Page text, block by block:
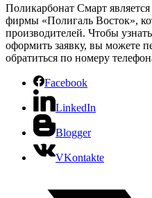
Поликарбонат Смарт
фирмы «Полигаль Восток»,
производителей. Чтобы
оформить заявку, вы можете
обратиться по номеру
Facebook
LinkedIn
Blogger
VKontakte